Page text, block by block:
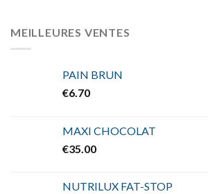
MEILLEURES VENTES
PAIN BRUN
€6.70
MAXI CHOCOLAT
€35.00
NUTRILUX FAT-STOP